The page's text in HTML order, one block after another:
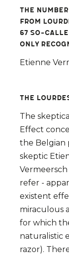
The
from
67 so-
only
Etienne
THE
The
Effect
the Belgian
skeptic
refer -
existent
miraculous
for which
naturalistic
razor).